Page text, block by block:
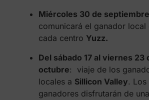
Miércoles 30 de
comunicará el ganador local
cada centro Yuzz.
Del sábado 17 al viernes 23
octubre: viaje de los
locales a Sillicon Valley. Los
ganadores disfrutarán de una